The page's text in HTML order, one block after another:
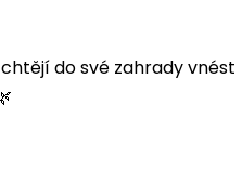
do své zahrady vnést